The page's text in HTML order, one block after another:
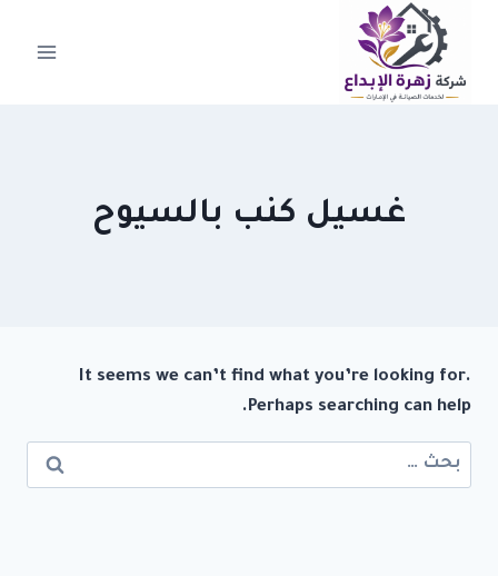
التجاوز
المحتوى
غسيل كنب بالسيوح
It seems we can’t find what you’re looking for.
Perhaps searching can help.
البحث
عن: